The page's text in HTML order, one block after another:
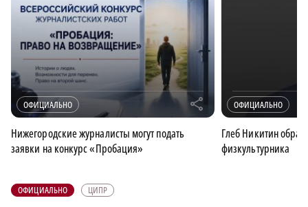
ОФИЦИАЛЬНО r
Нижегородские журналисты могут подать
заявки на конкурс «Пробация»
ОФИЦИАЛЬНО
Глеб Никитин
физкультурника
ОФИЦИАЛЬНО ЦИПР